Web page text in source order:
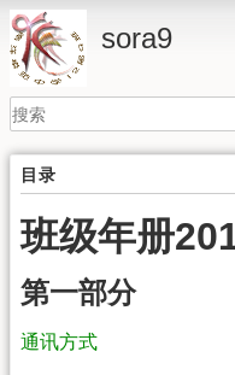
sora9
目录
班级年册
第一部分
通讯方式